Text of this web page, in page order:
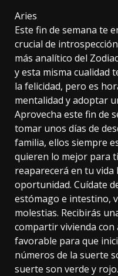
Aries
Este fin de semana te
crucial de
más analítico del
y esta misma cualidad
la felicidad, pero es
mentalidad y adoptar
Aprovecha este fin de
tomar unos días de
familia, ellos siempre
quieren lo mejor para
reaparecerá en tu vida
oportunidad. Cuídate
estómago e intestino,
molestias. Recibirás
compartir vivienda
favorable para que
números de la suerte
suerte son verde y rojo.